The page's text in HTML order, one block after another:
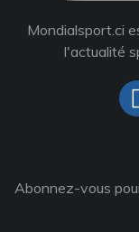
Mondialsport.ci
l'actualité
Abonnez-vous